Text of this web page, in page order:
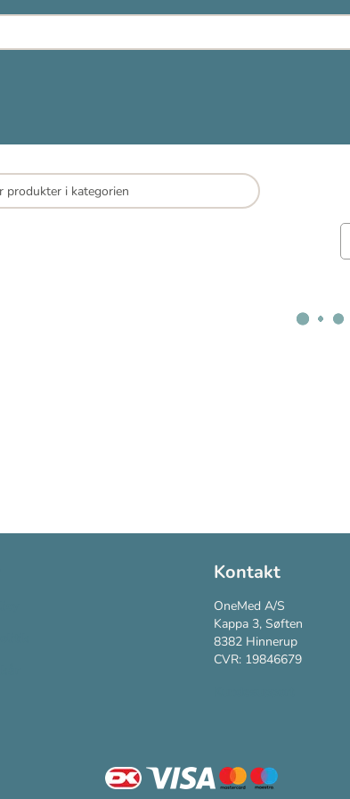
Kontakt
OneMed A/S
Kappa 3, Søften
8382 Hinnerup
CVR: 19846679